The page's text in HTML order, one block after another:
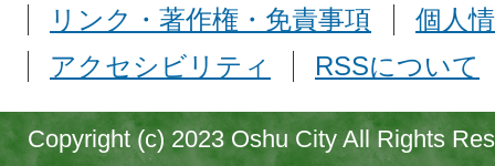
リンク・著作権・免責事項
個人
アクセシビリティ
RSSについて
Copyright (c) 2023 Oshu City All Rights